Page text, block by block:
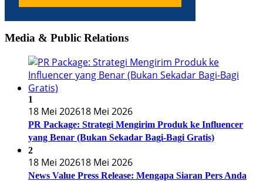
Media & Public Relations
1
18 Mei 202618 Mei 2026
PR Package: Strategi Mengirim Produk ke Influencer
yang Benar (Bukan Sekadar Bagi-Bagi Gratis)
2
18 Mei 202618 Mei 2026
News Value Press Release: Mengapa Siaran Pers Anda